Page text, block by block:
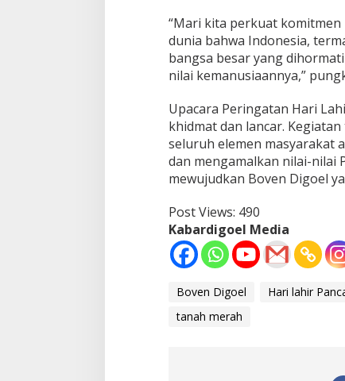
“Mari kita perkuat
dunia bahwa Indonesia,
bangsa besar yang
nilai kemanusiaannya,”
Upacara Peringatan Hari
khidmat dan lancar.
seluruh elemen masyarakat
dan mengamalkan nilai-nilai
mewujudkan Boven Digoel
Post Views: 490
Kabardigoel Media
Boven Digoel Hari lahir
tanah merah